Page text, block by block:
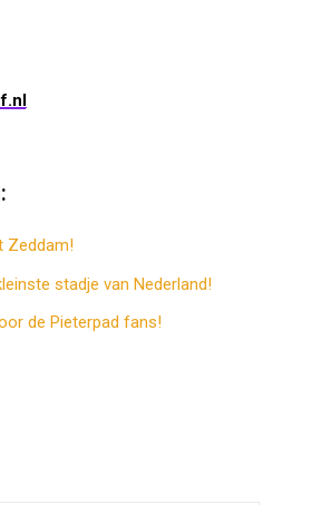
Zeddam!
stadje van Nederland!
de Pieterpad fans!